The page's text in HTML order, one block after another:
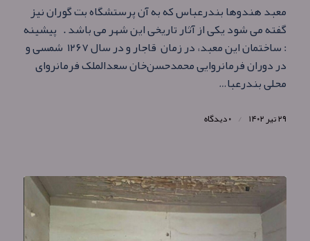
معبد هندوها بندرعباس که به آن پرستشگاه بت‌ گوران نیز
گفته می شود یکی از آثار تاریخی این شهر می باشد . پیشینه
: ساختمان این معبد، در زمان قاجار و در سال ۱۲۶۷ شمسی و
در دوران فرمانروایی محمدحسن‌خان سعدالملک فرمانروای
محلی بندرعبا…
۲۹ تیر ۱۴۰۲ / ۰ دیدگاه